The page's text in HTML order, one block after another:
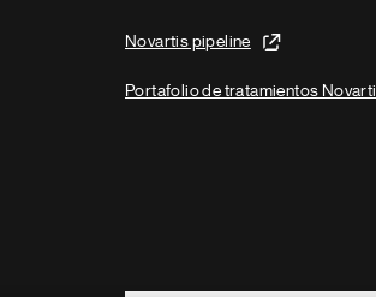
Novartis pipeline
Portafolio de tratamientos